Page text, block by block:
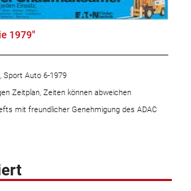
1979"
Sport Auto 6-1979
Zeitplan, Zeiten können abweichen
mit freundlicher Genehmigung des ADAC